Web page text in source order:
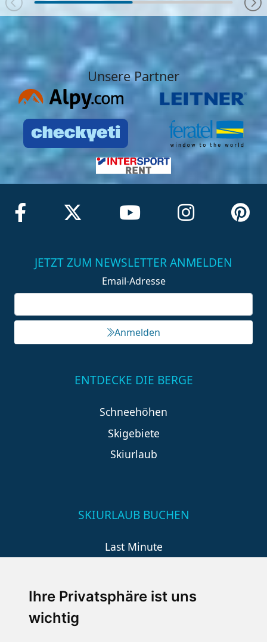
Ihre Privatsphäre ist uns
wichtig
Unsere Partner
JETZT ZUM NEWSLETTER ANMELDEN
Email-Adresse
Anmelden
ENTDECKE DIE BERGE
Schneehöhen
Skigebiete
Skiurlaub
SKIURLAUB BUCHEN
Last Minute
Wellness